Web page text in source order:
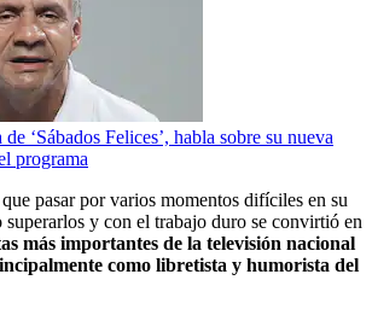
‘Sábados Felices’, habla sobre su nueva
programa
pasar por varios momentos difíciles en su
y con el trabajo duro se convirtió en
más importantes de la televisión nacional
como libretista y humorista del